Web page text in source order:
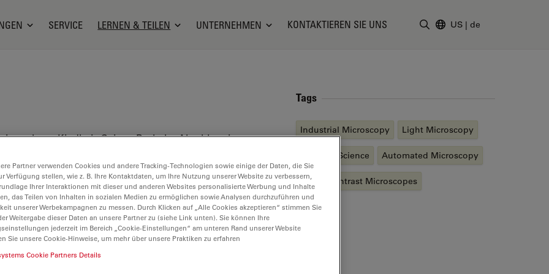
SERVICE LERNEN & TEILEN UNTERNEHMEN KONTAKTIEREN SIE UNS US | de
urbane Kindheit. Seinen Bachelor-Abschluss in
Ithaca. Danach arbeitete er in
zur Schule ging und an der UCLA in
Schicksals wurde seine Forschung an der
am Institut Pasteur in Paris, Frankreich, und an
Anschließend war er fünf Jahre lang in der
tätig. Diese Erfahrung weckte sein Interesse
Anschließend arbeitete er in einer Reihe von
Tags
Industrial Microscopy Light Microscopy
Forensic Science Automated Microscopy
Phase Contrast Microscopes
Partner verwenden Cookies und andere Tracking-Technologien sowie einige der Daten, die Sie
Verfügung stellen, wie z. B. Ihre Kontaktdaten, um Ihre Nutzung unserer Website zu verbessern,
Ihrer Interaktionen mit dieser und anderen Websites personalisierte Werbung und Inhalte
das Teilen von Inhalten in sozialen Medien zu ermöglichen sowie Analysen durchzuführen und
unserer Werbekampagnen zu messen. Durch Klicken auf „Alle Cookies akzeptieren“ stimmen Sie
Weitergabe dieser Daten an unsere Partner zu (siehe Link unten). Sie können Ihre
jederzeit im Bereich „Cookie-Einstellungen“ am unteren Rand unserer Website
Sie unsere Cookie-Hinweise, um mehr über unsere Praktiken zu erfahren
Cookie Partners Details